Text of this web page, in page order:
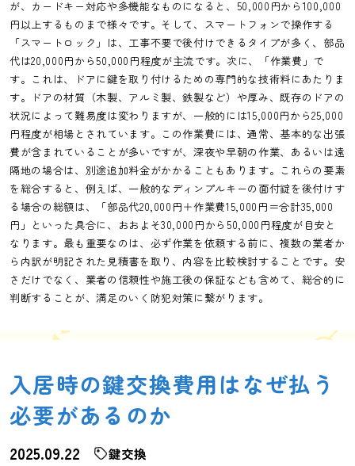
が、カードキー対応や多機能なものになると、50,000円から100,000
円以上するものまで様々です。そして、スマートフォンで操作する
「スマートロック」は、工事不要で後付けできるタイプが多く、部品
代は20,000円から50,000円程度が主流です。次に、「作業費」で
す。これは、ドアに鍵を取り付けるための専門的な技術料にあたりま
す。ドアの材質（木製、アルミ製、鉄製など）や厚み、既存のドアの
状況によって難易度は変わりますが、一般的には15,000円から25,000
円程度が相場とされています。この作業費には、通常、基本的な出張
費が含まれていることが多いですが、深夜や早朝の作業、あるいは遠
隔地の場合は、別途追加料金がかかることもあります。これらの要素
を総合すると、例えば、一般的なディンプルキーの面付錠を後付けす
る場合の総額は、「部品代20,000円＋作業費15,000円＝合計35,000
円」といった具合に、おおよそ30,000円から50,000円程度が目安と
なります。最も重要なのは、必ず作業を依頼する前に、複数の業者か
ら内訳が明記された見積書を取り、内容を比較検討することです。安
さだけでなく、業者の信頼性や施工後の保証なども含めて、総合的に
判断することが、満足のいく防犯対策に繋がります。
入居時の鍵交換費用はなぜ払う
必要があるのか
2025.09.22 鍵交換